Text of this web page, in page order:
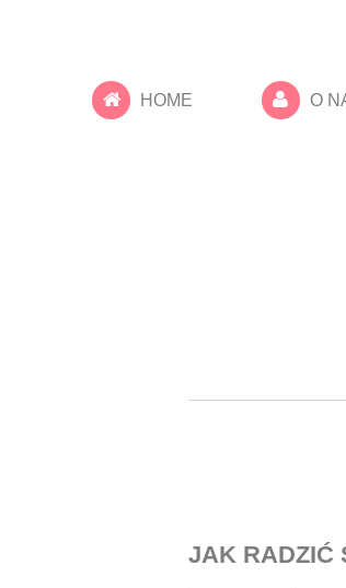
HOME O
JAK RADZIĆ